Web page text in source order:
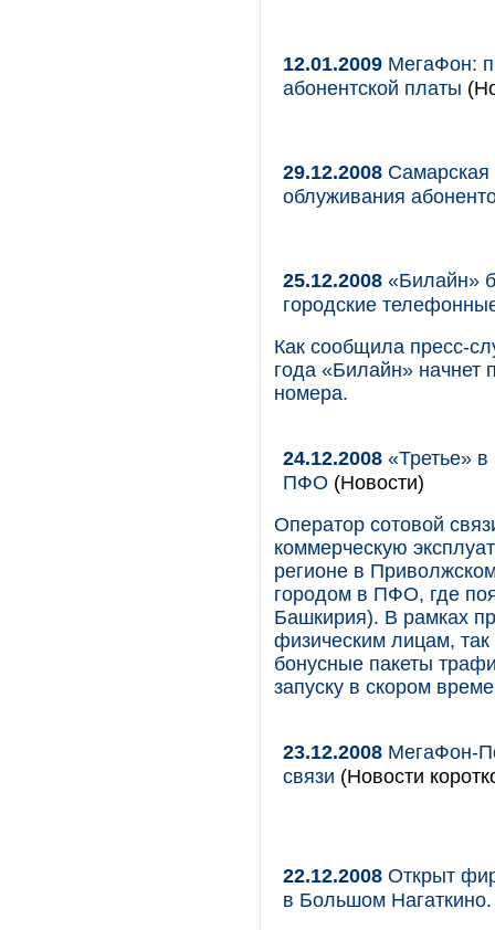
12.01.2009 МегаФон:
абонентской платы
29.12.2008 Самарская
облуживания
25.12.2008 «Билайн»
городские
Как сообщила пресс-
года «Билайн» начнет
номера.
24.12.2008 «Третье»
ПФО (Новости)
Оператор сотовой
коммерческую
регионе в
городом в ПФО, где
Башкирия). В рамках
физическим лицам,
бонусные пакеты
запуску в скором
23.12.2008 МегаФон-
связи (Новости
22.12.2008 Открыт
в Большом Нагаткино.